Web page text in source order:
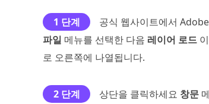
1 단계
공식 웹사이트에서
파일 메뉴를 선택한 다음 레이어 로드
로 오른쪽에 나열됩니다.
2 단계 상단을 클릭하세요 창문